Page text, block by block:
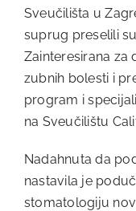
Sveučilišta u
suprug preselili
Zainteresirana za
zubnih bolesti i
program i
na Sveučilištu
Nadahnuta da
nastavila je
stomatologiju